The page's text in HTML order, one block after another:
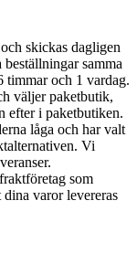
skickas dagligen
samma
timmar och 1 vardag.
väljer paketbutik,
efter i paketbutiken.
låga och har valt
Vi
som
varor levereras